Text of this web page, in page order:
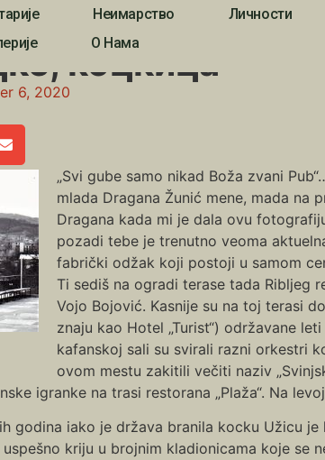
Неимарство Личности
О Нама
коцкица
6, 2020
„Svi gube samo nikad Boža zvani
mlada Dragana Žunić mene, mada na
Dragana kada mi je dala ovu
pozadi tebe je trenutno veoma
fabrički odžak koji postoji u samom
Ti sediš na ogradi terase tada Ribljeg
Vojo Bojović. Kasnije su na toj terasi
znaju kao Hotel „Turist“) održavane
kafanskoj sali su svirali razni orkestri
ovom mestu zakitili večiti naziv
igranke na trasi restorana „Plaža“. Na
godina iako je država branila kocku Užicu
kriju u brojnim kladionicama koje se